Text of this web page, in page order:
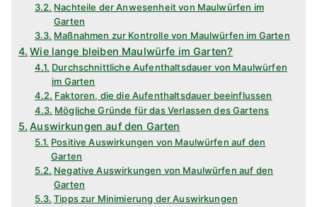
Nachteile der Anwesenheit von Maulwürfen im
Garten
Maßnahmen zur Kontrolle von Maulwürfen im Garten
Wie lange bleiben Maulwürfe im Garten?
Durchschnittliche Aufenthaltsdauer von Maulwürfen
im Garten
Faktoren, die die Aufenthaltsdauer beeinflussen
Mögliche Gründe für das Verlassen des Gartens
Auswirkungen auf den Garten
Positive Auswirkungen von Maulwürfen auf den
Garten
Negative Auswirkungen von Maulwürfen auf den
Garten
Tipps zur Minimierung der Auswirkungen